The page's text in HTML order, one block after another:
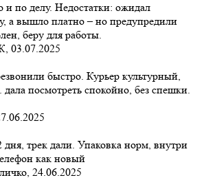
и по делу. Недостатки: ожидал
а вышло платно – но предупредили
беру для работы.
, 03.07.2025
быстро. Курьер культурный,
дала посмотреть спокойно, без спешки.
дня, трек дали. Упаковка норм, внутри
как новый
, 24.06.2025